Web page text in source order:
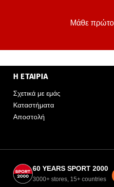
Μάθε
Η ΕΤΑΙΡΙΑ
Σχετικά με εμάς
Καταστήματα
Αποστολή
60 YEARS SPORT 2000
3000+ stores, 15+ countries